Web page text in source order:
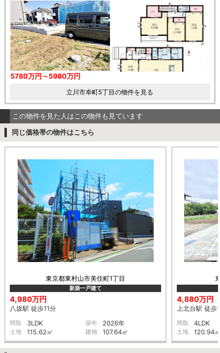
5780万円～5980万円
立川市幸町5丁目の物件を見る
この物件を見た人はこの物件も見ています
同じ価格帯の物件はこちら
東京都東村山市美住町1丁目
新築一戸建て
4,980万円
八坂駅 徒歩11分
間取 3LDK 築年 2026年
土地 115.62㎡ 建物 107.64㎡
4,880万円
上北台駅 徒歩
間取 4LDK
土地 120.94